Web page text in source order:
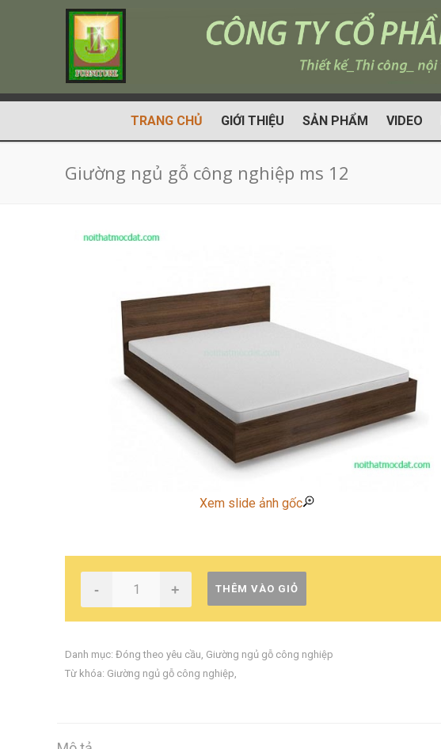
TRANG CHỦ GIỚI THIỆU SẢN PHẨM VIDEO
Giường ngủ gỗ công nghiệp ms 12
Xem slide ảnh gốc
- + THÊM VÀO GIỎ
Danh mục: Đóng theo yêu cầu, Giường ngủ gỗ công nghiệp
Từ khóa: Giường ngủ gỗ công nghiệp,